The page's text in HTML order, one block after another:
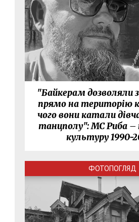
"Байкерам
прямо на територію
чого вони катали
танцполу": МС Риба –
культуру 1990-
ФОТОПОГЛЯД